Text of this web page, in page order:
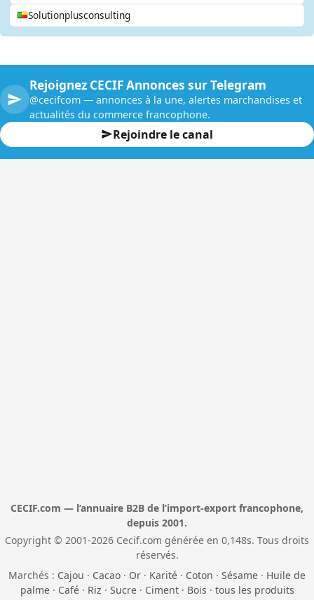
Solutionplusconsulting
Rejoignez CECIF Annonces sur Telegram
@cecifcom — annonces à la une, alertes marchandises et
actualités du commerce francophone.
Rejoindre le canal
CECIF.com — l’annuaire B2B de l’import-export francophone,
depuis 2001.
Copyright © 2001-2026 Cecif.com générée en 0,148s. Tous droits
réservés.
Marchés : Cajou · Cacao · Or · Karité · Coton · Sésame · Huile de
palme· Café· Riz · Sucre· Ciment· Bois · tous les produits